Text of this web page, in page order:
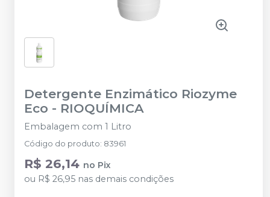
Detergente Enzimático Riozyme
Eco - RIOQUÍMICA
Embalagem com 1 Litro
Código do produto: 83961
R$ 26,14 no Pix
ou R$ 26,95 nas demais condições